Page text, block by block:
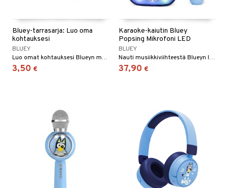
Bluey-tarrasarja: Luo oma
kohtauksesi
BLUEY
Luo omat kohtauksesi Blueyn maailmassa.
3,50 €
Karaoke-kaiutin Bluey
Popsing Mikrofoni LED
BLUEY
Nauti musiikkiviihteestä Blueyn langattomalla karaoke-setillä.
37,90 €